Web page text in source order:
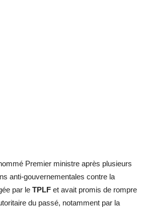
Premier ministre après plusieurs
anti-gouvernementales contre la
par le TPLF et avait promis de rompre
du passé, notamment par la